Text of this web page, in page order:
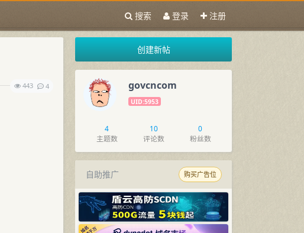
搜索 登录 注册
443
4
创建新帖
govcncom
UID:5953
4
主题数
10
评论数
0
粉丝数
自助推广 购买广告位